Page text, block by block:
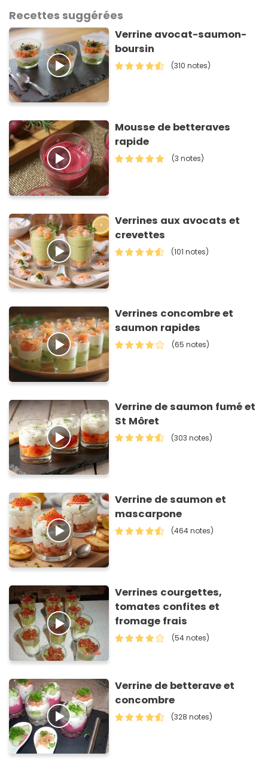
Recettes suggérées
Verrine avocat-saumon-
boursin
(310 notes)
Mousse de betteraves
rapide
(3 notes)
Verrines aux avocats et
crevettes
(101 notes)
Verrines concombre et
saumon rapides
(65 notes)
Verrine de saumon fumé et
St Môret
(303 notes)
Verrine de saumon et
mascarpone
(464 notes)
Verrines courgettes,
tomates confites et
fromage frais
(54 notes)
Verrine de betterave et
concombre
(328 notes)